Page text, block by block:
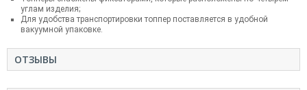
углам изделия;
Для удобства транспортировки топпер поставляется в удобной
вакуумной упаковке.
ОТЗЫВЫ